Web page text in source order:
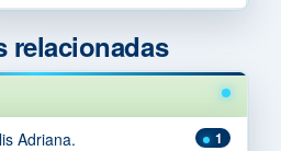
relacionadas
1
Adriana.